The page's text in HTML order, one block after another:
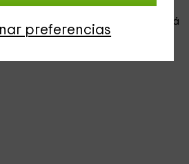
preferencias
capacidad para 6 personas
y está